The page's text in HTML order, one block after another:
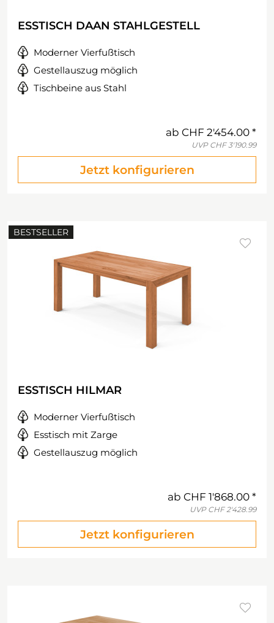
ESSTISCH DAAN STAHLGESTELL
Moderner Vierfußtisch
Gestellauszug möglich
Tischbeine aus Stahl
ab CHF 2'454.00
UVP CHF 3'190.99
Jetzt konfigurieren
BESTSELLER
ESSTISCH HILMAR
Moderner Vierfußtisch
Esstisch mit Zarge
Gestellauszug möglich
ab CHF 1'868.00
UVP CHF 2'428.99
Jetzt konfigurieren